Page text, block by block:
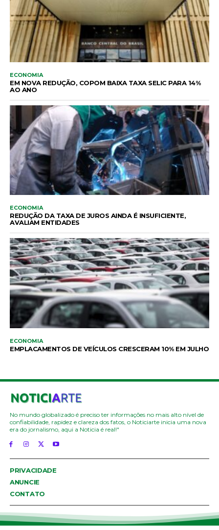
ECONOMIA
EM NOVA REDUÇÃO, COPOM BAIXA TAXA SELIC PARA 14%
AO ANO
ECONOMIA
REDUÇÃO DA TAXA DE JUROS AINDA É INSUFICIENTE,
AVALIAM ENTIDADES
ECONOMIA
EMPLACAMENTOS DE VEÍCULOS CRESCERAM 10% EM JULHO
No mundo globalizado é preciso ter informações no mais alto nível de
confiabilidade, rapidez e clareza dos fatos, o Noticiarte inicia uma nova
era do jornalismo, aqui a Noticia é real!"
PRIVACIDADE
ANUNCIE
CONTATO